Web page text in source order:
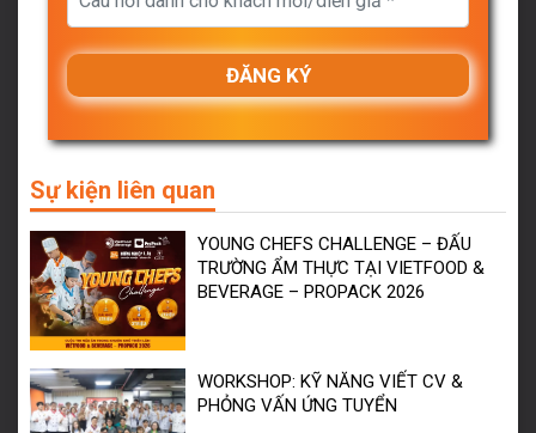
Sự kiện liên quan
YOUNG CHEFS CHALLENGE – ĐẤU
TRƯỜNG ẨM THỰC TẠI VIETFOOD &
BEVERAGE – PROPACK 2026
WORKSHOP: KỸ NĂNG VIẾT CV &
PHỎNG VẤN ỨNG TUYỂN